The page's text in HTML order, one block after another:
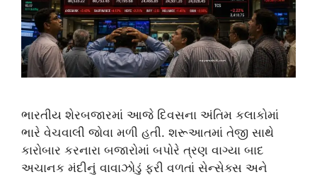
ભારતીય શેરબજારમાં આજે દિવસના અંતિમ કલાકોમાં
ભારે વેચવાલી જોવા મળી હતી. શરૂઆતમાં તેજી સાથે
કારોબાર કરનારા બજારોમાં બપોરે ત્રણ વાગ્યા બાદ
અચાનક મંદીનું વાવાઝોડું ફરી વળતાં સેન્સેક્સ અને